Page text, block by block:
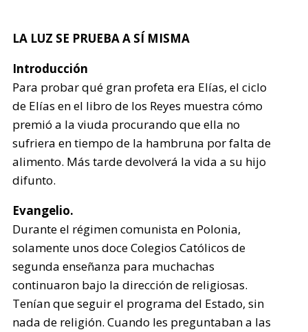
LA LUZ SE PRUEBA A SÍ MISMA
Introducción
Para probar qué gran profeta era Elías, el ciclo
de Elías en el libro de los Reyes muestra cómo
premió a la viuda procurando que ella no
sufriera en tiempo de la hambruna por falta de
alimento. Más tarde devolverá la vida a su hijo
difunto.
Evangelio.
Durante el régimen comunista en Polonia,
solamente unos doce Colegios Católicos de
segunda enseñanza para muchachas
continuaron bajo la dirección de religiosas.
Tenían que seguir el programa del Estado, sin
nada de religión. Cuando les preguntaban a las